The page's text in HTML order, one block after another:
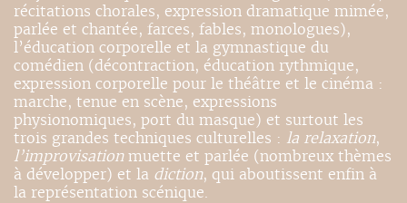
récitations chorales, expression dramatique mimée,
parlée et chantée, farces, fables, monologues),
l’éducation corporelle et la gymnastique du
comédien (décontraction, éducation rythmique,
expression corporelle pour le théâtre et le cinéma :
marche, tenue en scène, expressions
physionomiques, port du masque) et surtout les
trois grandes techniques culturelles : la relaxation,
l’improvisationmuette et parlée (nombreux thèmes
à développer) et la diction, qui aboutissent enfin à
la représentation scénique.